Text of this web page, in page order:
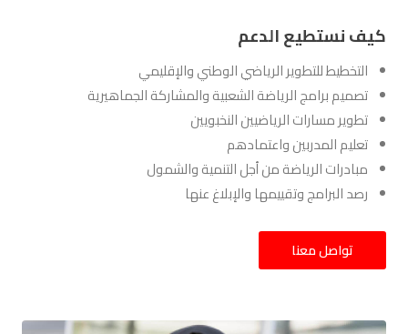
كيف نستطيع الدعم
التخطيط للتطوير الرياضي الوطني والإقليمي
تصميم برامج الرياضة الشعبية والمشاركة الجماهيرية
تطوير مسارات الرياضيين النخبويين
تعليم المدربين واعتمادهم
مبادرات الرياضة من أجل التنمية والشمول
رصد البرامج وتقييمها والإبلاغ عنها
تواصل معنا